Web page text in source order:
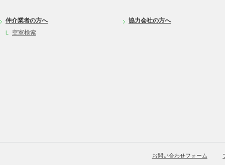
仲介業者の方へ
空室検索
協力会社の方へ
お問い合わせフォーム